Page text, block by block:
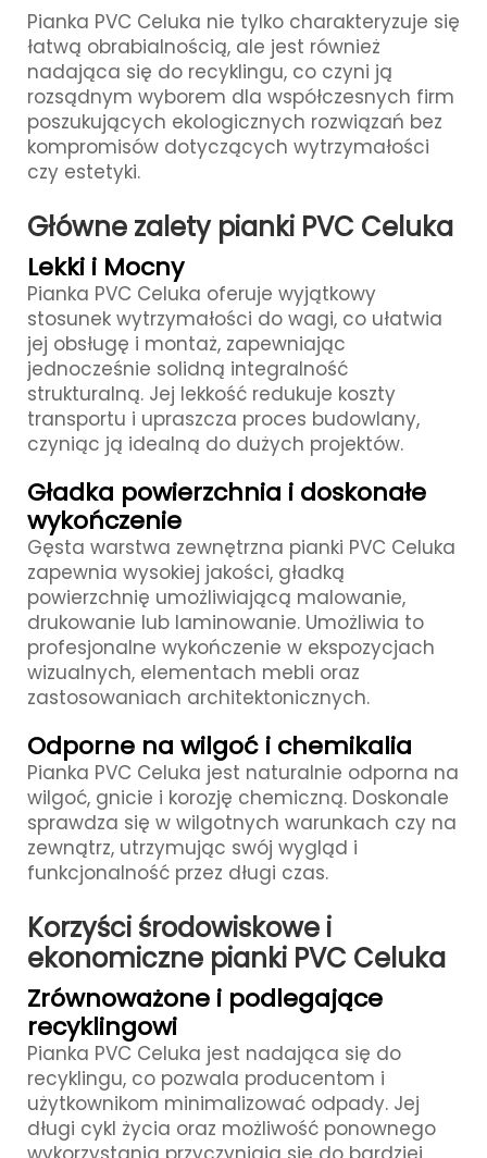
Pianka PVC Celuka nie tylko charakteryzuje się
łatwą obrabialnością, ale jest również
nadająca się do recyklingu, co czyni ją
rozsądnym wyborem dla współczesnych firm
poszukujących ekologicznych rozwiązań bez
kompromisów dotyczących wytrzymałości
czy estetyki.
Główne zalety pianki PVC Celuka
Lekki i Mocny
Pianka PVC Celuka oferuje wyjątkowy
stosunek wytrzymałości do wagi, co ułatwia
jej obsługę i montaż, zapewniając
jednocześnie solidną integralność
strukturalną. Jej lekkość redukuje koszty
transportu i upraszcza proces budowlany,
czyniąc ją idealną do dużych projektów.
Gładka powierzchnia i doskonałe
wykończenie
Gęsta warstwa zewnętrzna pianki PVC Celuka
zapewnia wysokiej jakości, gładką
powierzchnię umożliwiającą malowanie,
drukowanie lub laminowanie. Umożliwia to
profesjonalne wykończenie w ekspozycjach
wizualnych, elementach mebli oraz
zastosowaniach architektonicznych.
Odporne na wilgoć i chemikalia
Pianka PVC Celuka jest naturalnie odporna na
wilgoć, gnicie i korozję chemiczną. Doskonale
sprawdza się w wilgotnych warunkach czy na
zewnątrz, utrzymując swój wygląd i
funkcjonalność przez długi czas.
Korzyści środowiskowe i
ekonomiczne pianki PVC Celuka
Zrównoważone i podlegające
recyklingowi
Pianka PVC Celuka jest nadająca się do
recyklingu, co pozwala producentom i
użytkownikom minimalizować odpady. Jej
długi cykl życia oraz możliwość ponownego